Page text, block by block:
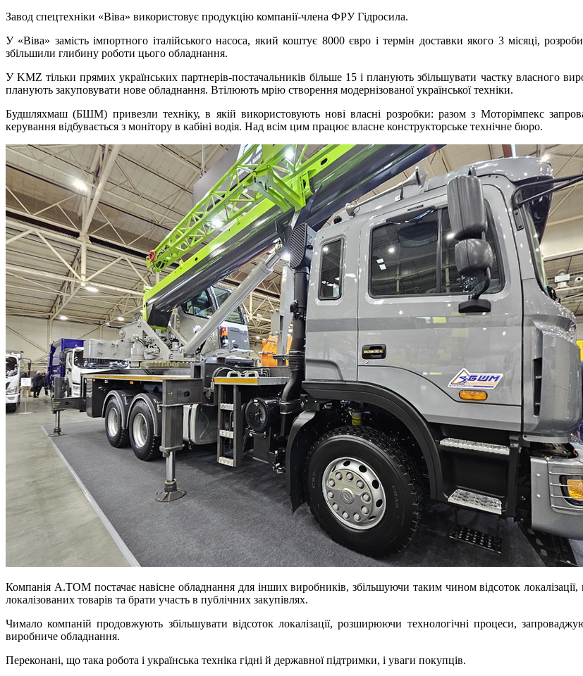
Завод спецтехніки «Віва» використовує продукцію компанії-члена ФРУ Гідросила.
У «Віва» замість імпортного італійського насоса, який коштує 8000 євро і термін доставки якого 3 місяці,
збільшили глибину роботи цього обладнання.
У KMZ тільки прямих українських партнерів-постачальників більше 15 і планують збільшувати частку власного
планують закуповувати нове обладнання. Втілюють мрію створення модернізованої української техніки.
Будшляхмаш (БШМ) привезли техніку, в якій використовують нові власні розробки: разом з Моторімпекс
керування відбувається з монітору в кабіні водія. Над всім цим працює власне конструкторське технічне бюро.
Компанія А.ТОМ постачає навісне обладнання для інших виробників, збільшуючи таким чином відсоток
локалізованих товарів та брати участь в публічних закупівлях.
Чимало компаній продовжують збільшувати відсоток локалізації, розширюючи технологічні процеси,
виробниче обладнання.
Переконані, що така робота і українська техніка гідні й державної підтримки, і уваги покупців.